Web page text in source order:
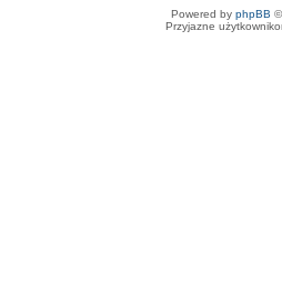
Powered by phpBB
Przyjazne